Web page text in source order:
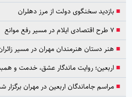
■بازدید سخنگوی دولت از مرز دهلران
■۷ طرح اقتصادی ایلام در مسیر رفع موانع
■ هنر دستان هنرمندان مهران در مسیر
■ اربعین؛ روایت ماندگار عشق، خدمت و
■مراسم جاماندگان اربعین در مهران برگزار